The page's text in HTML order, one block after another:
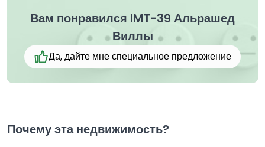
Вам понравился IMT-39 Альрашед
Виллы
Да, дайте мне специальное предложение
Почему эта недвижимость?